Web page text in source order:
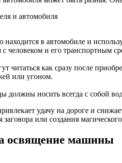
находится в автомобиле и
с человеком и его транспортным
читаться как сразу после
или угоном.
должны носить всегда с собой
удачу на дороге и
или создания
освящение машины